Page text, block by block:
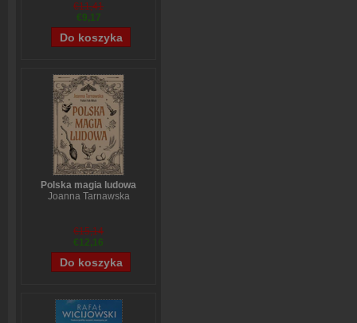
Stefanie Stahl
€11,41
€9,17
Polska magia ludowa
Joanna Tarnawska
€15,14
€12,16